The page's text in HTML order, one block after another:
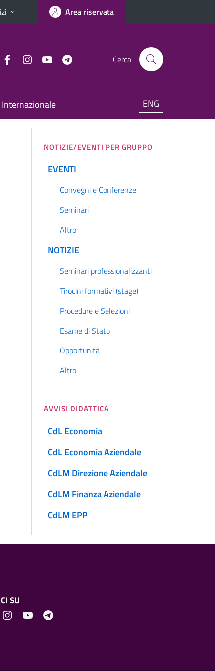
Area riservata
Cerca
Internazionale ENG
NOTIZIE/EVENTI PER GRUPPO
EVENTI
Convegni e Conferenze
Seminari
Altro
NOTIZIE
Seminari professionalizzanti
Tirocini formativi (stage)
Procedure e Selezioni
Esame di Stato
Opportunità
Altro
AVVISI DIDATTICA
CdL Economia
CdL Economia Aziendale
CdLM Direzione Aziendale
CdLM Finanza Aziendale
CdLM EPP
SU